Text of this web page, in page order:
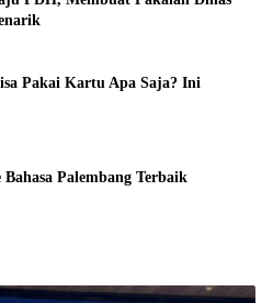
Pakai Kartu Apa Saja? Ini
Palembang Terbaik